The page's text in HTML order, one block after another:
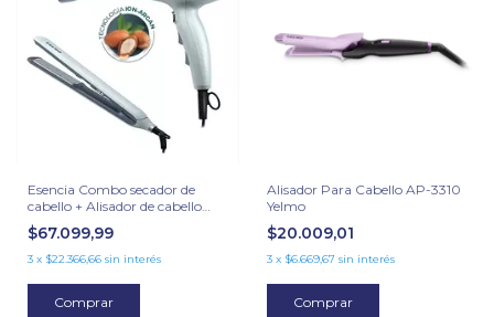
Esencia Combo secador de
cabello + Alisador de cabello
Yelmo
$67.099,99
3 x $22.366,66 sin interés
Alisador Para Cabello AP-3310
Yelmo
$20.009,01
3 x $6.669,67 sin interés